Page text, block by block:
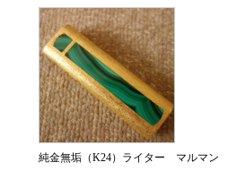
純金無垢（K24）ライター マルマン